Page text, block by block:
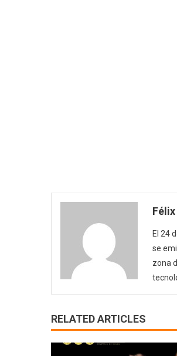
Félix
El 24
se
zona
RELATED ARTICLES